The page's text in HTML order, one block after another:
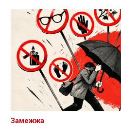
Замежжа